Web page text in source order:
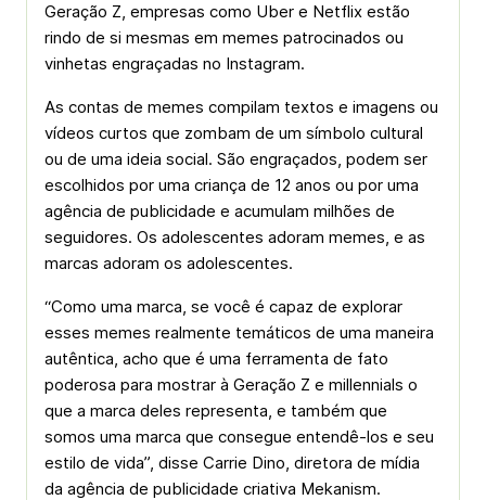
Geração Z, empresas como Uber e Netflix estão
rindo de si mesmas em memes patrocinados ou
vinhetas engraçadas no Instagram.
As contas de memes compilam textos e imagens ou
vídeos curtos que zombam de um símbolo cultural
ou de uma ideia social. São engraçados, podem ser
escolhidos por uma criança de 12 anos ou por uma
agência de publicidade e acumulam milhões de
seguidores. Os adolescentes adoram memes, e as
marcas adoram os adolescentes.
“Como uma marca, se você é capaz de explorar
esses memes realmente temáticos de uma maneira
autêntica, acho que é uma ferramenta de fato
poderosa para mostrar à Geração Z e millennials o
que a marca deles representa, e também que
somos uma marca que consegue entendê-los e seu
estilo de vida”, disse Carrie Dino, diretora de mídia
da agência de publicidade criativa Mekanism.